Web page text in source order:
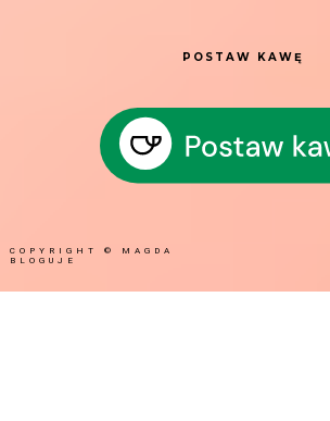
POSTAW KAWĘ
COPYRIGHT ©
MAGDA
BLOGUJE